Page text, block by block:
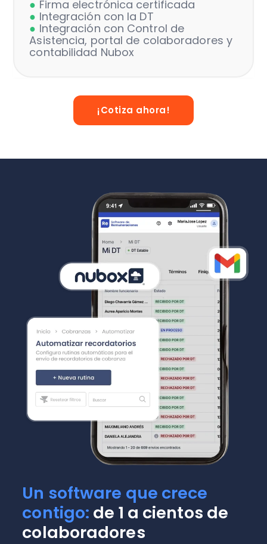
● Firma electrónica certificada
● Integración con la DT
● Integración con Control de
Asistencia, portal de colaboradores y
contabilidad Nubox
¡Cotiza ahora!
Un software que crece
contigo: de 1 a cientos de
colaboradores